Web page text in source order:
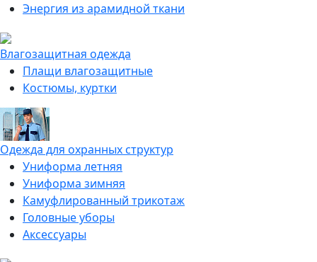
Энергия из арамидной ткани
Влагозащитная одежда
Плащи влагозащитные
Костюмы, куртки
Одежда для охранных структур
Униформа летняя
Униформа зимняя
Камуфлированный трикотаж
Головные уборы
Аксессуары